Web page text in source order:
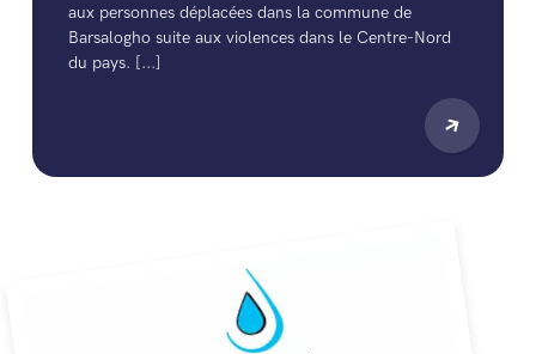
aux personnes déplacées dans la commune de
Barsalogho suite aux violences dans le Centre-Nord
du pays. [...]